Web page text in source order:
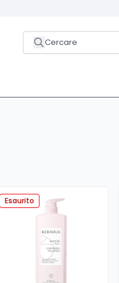
Cercare
Esaurito